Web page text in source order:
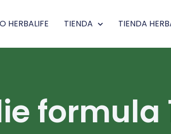
HERBALIFE TIENDA TIENDA
formula